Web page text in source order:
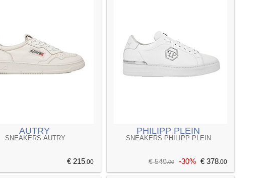
AUTRY
SNEAKERS AUTRY
€ 215.00
PHILIPP PLEIN
SNEAKERS PHILIPP PLEIN
€ 540.00 -30% € 378.00